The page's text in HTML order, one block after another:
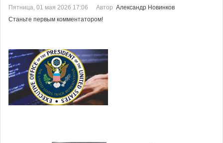
Пятница, 01 мая 2026 17:06 Автор Александр Новинков
Станьте первым комментатором!